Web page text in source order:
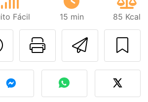
Fácil 15 min 85 Kcal
Imprima
Falar com o autor
receita?